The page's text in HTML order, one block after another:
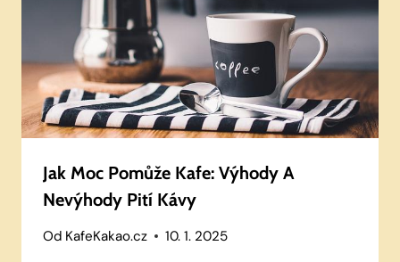
Jak Moc Pomůže Kafe: Výhody A
Nevýhody Pití Kávy
Od KafeKakao.cz 10. 1. 2025